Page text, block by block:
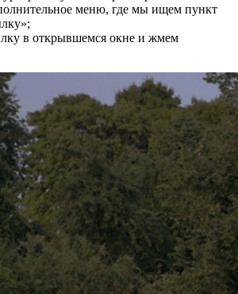
меню, где мы ищем пункт
в открывшемся окне и жмем